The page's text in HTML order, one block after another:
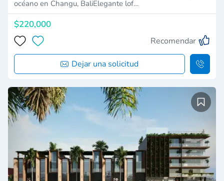
océano en Changu, BaliElegante lof…
$220,000
Recomendar
Dejar una solicitud